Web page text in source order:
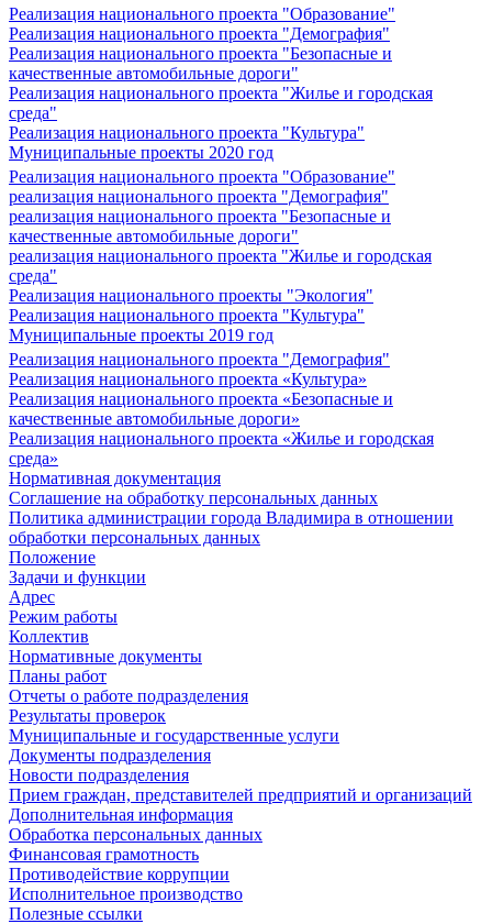
Реализация национального проекта "Образование"
Реализация национального проекта "Демография"
Реализация национального проекта "Безопасные и
качественные автомобильные дороги"
Реализация национального проекта "Жилье и городская
среда"
Реализация национального проекта "Культура"
Муниципальные проекты 2020 год
Реализация национального проекта "Образование"
реализация национального проекта "Демография"
реализация национального проекта "Безопасные и
качественные автомобильные дороги"
реализация национального проекта "Жилье и городская
среда"
Реализация национального проекты "Экология"
Реализация национального проекта "Культура"
Муниципальные проекты 2019 год
Реализация национального проекта "Демография"
Реализация национального проекта «Культура»
Реализация национального проекта «Безопасные и
качественные автомобильные дороги»
Реализация национального проекта «Жилье и городская
среда»
Нормативная документация
Соглашение на обработку персональных данных
Политика администрации города Владимира в отношении
обработки персональных данных
Положение
Задачи и функции
Адрес
Режим работы
Коллектив
Нормативные документы
Планы работ
Отчеты о работе подразделения
Результаты проверок
Муниципальные и государственные услуги
Документы подразделения
Новости подразделения
Прием граждан, представителей предприятий и организаций
Дополнительная информация
Обработка персональных данных
Финансовая грамотность
Противодействие коррупции
Исполнительное производство
Полезные ссылки